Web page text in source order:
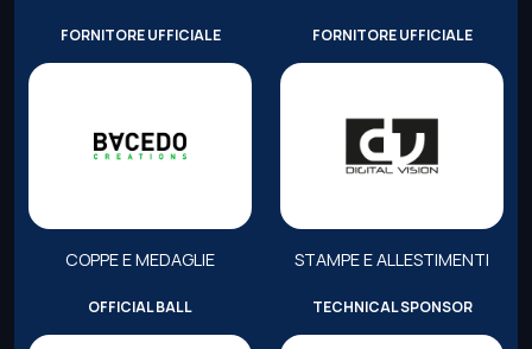
FORNITORE UFFICIALE
COPPE E MEDAGLIE
FORNITORE UFFICIALE
STAMPE E ALLESTIMENTI
OFFICIAL BALL TECHNICAL SPONSOR